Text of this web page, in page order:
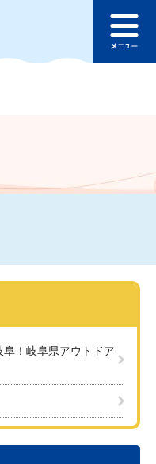
へ
ュ
！岐阜県アウトドア